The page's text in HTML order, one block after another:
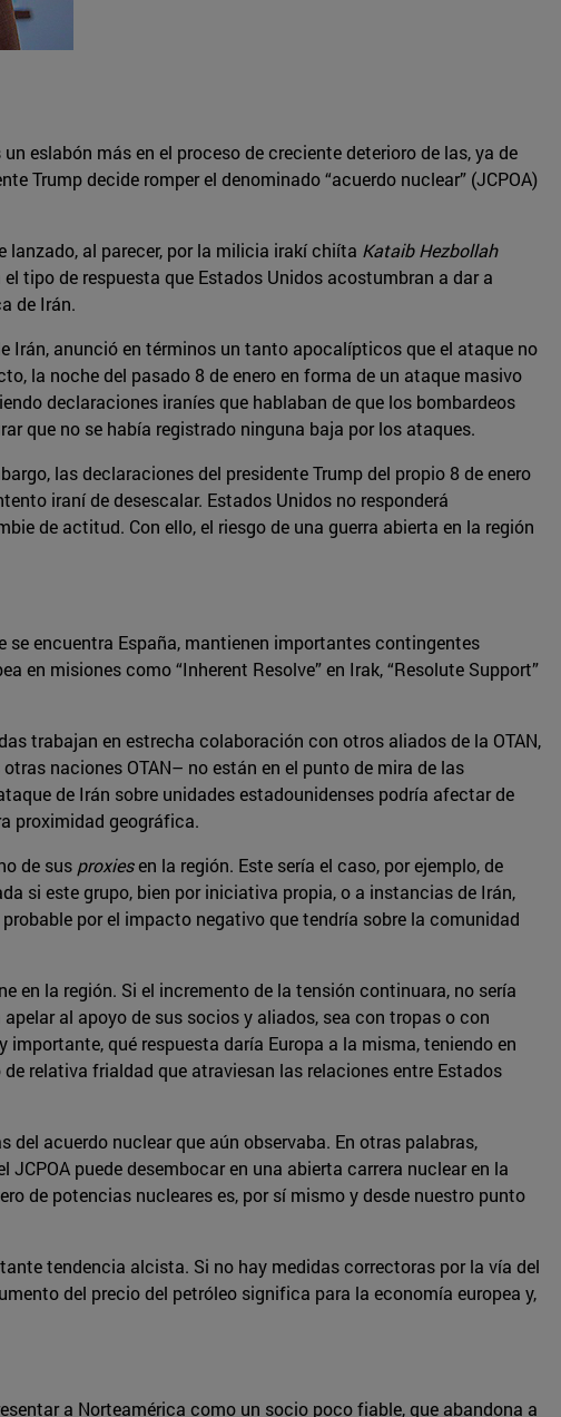
eslabón más en el proceso de creciente deterioro de las, ya de
Trump decide romper el denominado “acuerdo nuclear” (JCPOA)
al parecer, por la milicia irakí chiíta Kataib Hezbollah
tipo de respuesta que Estados Unidos acostumbran a dar a
de Irán.
Irán, anunció en términos un tanto apocalípticos que el ataque no
la noche del pasado 8 de enero en forma de un ataque masivo
declaraciones iraníes que hablaban de que los bombardeos
que no se había registrado ninguna baja por los ataques.
las declaraciones del presidente Trump del propio 8 de enero
iraní de desescalar. Estados Unidos no responderá
de actitud. Con ello, el riesgo de una guerra abierta en la región
se encuentra España, mantienen importantes contingentes
en misiones como “Inherent Resolve” en Irak, “Resolute Support”
trabajan en estrecha colaboración con otros aliados de la OTAN,
naciones OTAN– no están en el punto de mira de las
de Irán sobre unidades estadounidenses podría afectar de
proximidad geográfica.
de sus proxiesen la región. Este sería el caso, por ejemplo, de
si este grupo, bien por iniciativa propia, o a instancias de Irán,
por el impacto negativo que tendría sobre la comunidad
en la región. Si el incremento de la tensión continuara, no sería
al apoyo de sus socios y aliados, sea con tropas o con
qué respuesta daría Europa a la misma, teniendo en
relativa frialdad que atraviesan las relaciones entre Estados
acuerdo nuclear que aún observaba. En otras palabras,
puede desembocar en una abierta carrera nuclear en la
de potencias nucleares es, por sí mismo y desde nuestro punto
tendencia alcista. Si no hay medidas correctoras por la vía del
del precio del petróleo significa para la economía europea y,
a Norteamérica como un socio poco fiable, que abandona a